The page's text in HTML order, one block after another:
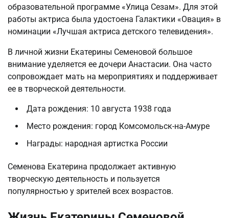
образовательной программе «Улица Сезам». Для этой
работы актриса была удостоена Галактики «Овация» в
номинации «Лучшая актриса детского телевидения».
В личной жизни Екатерины Семеновой большое
внимание уделяется ее дочери Анастасии. Она часто
сопровождает мать на мероприятиях и поддерживает
ее в творческой деятельности.
Дата рождения: 10 августа 1938 года
Место рождения: город Комсомольск-на-Амуре
Награды: народная артистка России
Семенова Екатерина продолжает активную
творческую деятельность и пользуется
популярностью у зрителей всех возрастов.